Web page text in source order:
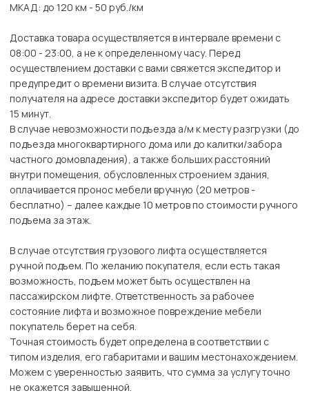
МКАД: до 120 км - 50 руб./км
Доставка товара осуществляется в интервале времени с
08:00 - 23:00, а не к определенному часу. Перед
осуществлением доставки с вами свяжется экспедитор и
предупредит о времени визита. В случае отсутствия
получателя на адресе доставки экспедитор будет ожидать
15 минут.
В случае невозможности подъезда а/м к месту разгрузки (до
подъезда многоквартирного дома или до калитки/забора
частного домовладения), а также больших расстояний
внутри помещения, обусловленных строением здания,
оплачивается пронос мебели вручную (20 метров -
бесплатно) – далее каждые 10 метров по стоимости ручного
подъема за этаж.
В случае отсутствия грузового лифта осуществляется
ручной подъем. По желанию покупателя, если есть такая
возможность, подъем может быть осуществлен на
пассажирском лифте. Ответственность за рабочее
состояние лифта и возможное повреждение мебели
покупатель берет на себя.
Точная стоимость будет определена в соответствии с
типом изделия, его габаритами и вашим местонахождением.
Можем с уверенностью заявить, что сумма за услугу точно
не окажется завышенной.